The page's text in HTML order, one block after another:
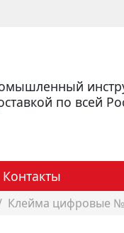
по всей
Контакты
Клейма цифровые